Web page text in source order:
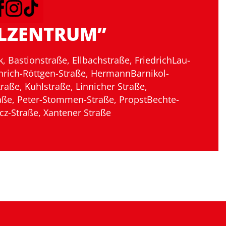
Bastionstraße, Ellbachstraße, FriedrichLau-
Röttgen-Straße, HermannBarnikol-
Kuhlstraße, Linnicher Straße,
Peter-Stommen-Straße, PropstBechte-
Straße, Xantener Straße